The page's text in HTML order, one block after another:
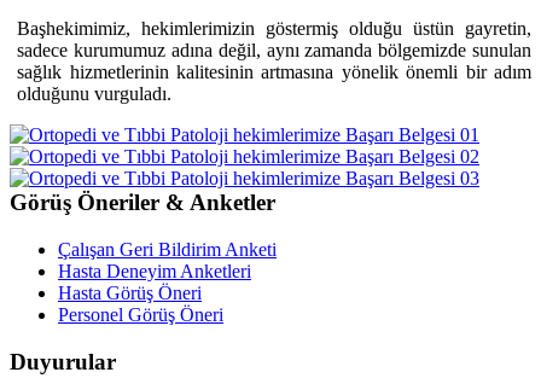
Başhekimimiz, hekimlerimizin göstermiş olduğu üstün gayretin,
sadece kurumumuz adına değil, aynı zamanda bölgemizde sunulan
sağlık hizmetlerinin kalitesinin artmasına yönelik önemli bir adım
olduğunu vurguladı.
Görüş Öneriler & Anketler
Çalışan Geri Bildirim Anketi
Hasta Deneyim Anketleri
Hasta Görüş Öneri
Personel Görüş Öneri
Duyurular